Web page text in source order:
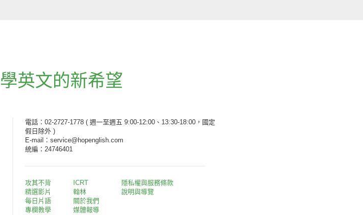
學英文的新希望
電話：02-2727-1778 ( 週一至週五 9:00-12:00、13:30-18:00，國定
假日除外 )
E-mail：service@hopenglish.com
統編：24746401
攻其不背
精選影片
每日片語
專欄教學
ICRT
翰林
關於我們
媒體報導
隱私權與服務條款
說明與導覽